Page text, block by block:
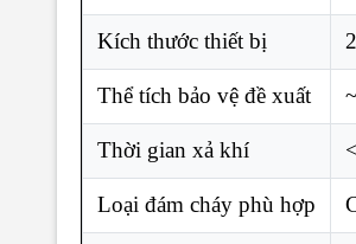
Kích thước thiết bị
Thể tích bảo vệ đề xuất
Thời gian xả khí
Loại đám cháy phù hợp